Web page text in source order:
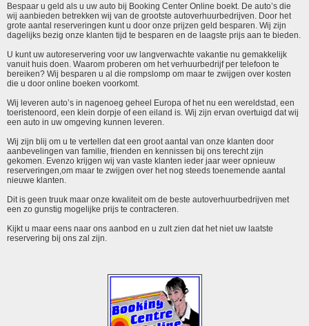
Bespaar u geld als u uw auto bij Booking Center Online boekt. De auto’s die
wij aanbieden betrekken wij van de grootste autoverhuurbedrijven. Door het
grote aantal reserveringen kunt u door onze prijzen geld besparen. Wij zijn
dagelijks bezig onze klanten tijd te besparen en de laagste prijs aan te bieden.
U kunt uw autoreservering voor uw langverwachte vakantie nu gemakkelijk
vanuit huis doen. Waarom proberen om het verhuurbedrijf per telefoon te
bereiken? Wij besparen u al die rompslomp om maar te zwijgen over kosten
die u door online boeken voorkomt.
Wij leveren auto’s in nagenoeg geheel Europa of het nu een wereldstad, een
toeristenoord, een klein dorpje of een eiland is. Wij zijn ervan overtuigd dat wij
een auto in uw omgeving kunnen leveren.
Wij zijn blij om u te vertellen dat een groot aantal van onze klanten door
aanbevelingen van familie, frienden en kennissen bij ons terecht zijn
gekomen. Evenzo krijgen wij van vaste klanten ieder jaar weer opnieuw
reserveringen,om maar te zwijgen over het nog steeds toenemende aantal
nieuwe klanten.
Dit is geen truuk maar onze kwaliteit om de beste autoverhuurbedrijven met
een zo gunstig mogelijke prijs te contracteren.
Kijkt u maar eens naar ons aanbod en u zult zien dat het niet uw laatste
reservering bij ons zal zijn.